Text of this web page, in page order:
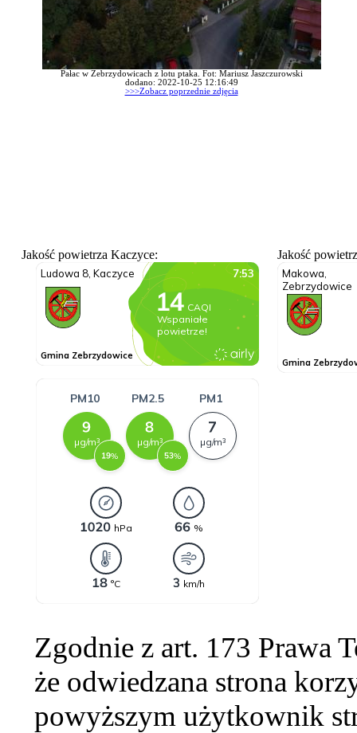
Pałac w Zebrzydowicach z lotu ptaka. Fot: Mariusz Jaszczurowski
dodano: 2022-10-25 12:16:49
>>>Zobacz poprzednie zdjęcia
Jakość powietrza Kaczyce: Jakość
Zgodnie z art. 173 Prawa
że odwiedzana strona
powyższym użytkownik